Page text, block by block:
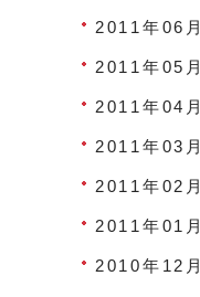
2011年06月
2011年05月
2011年04月
2011年03月
2011年02月
2011年01月
2010年12月